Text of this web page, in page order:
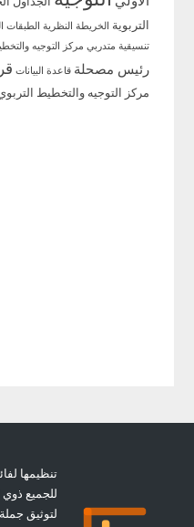
التربوية الخريطة النظرية الطبقات
تنسيقية متدربي مركز التوجيه
رئيس مصحلة قاعدة البيانات
مركز التوجيه والتخطيط
تنظيمها
للجميع
لتوثيق